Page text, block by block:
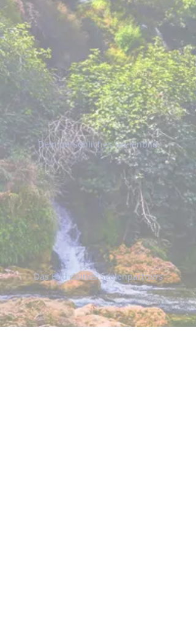
Dein persönliches Seelenbild
Das Bild deines Seelenpartners